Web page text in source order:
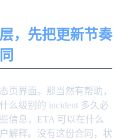
，先把更新节奏
页界面。那当然有帮助，
么级别的 incident 多久必
信息，ETA 可以在什么
解释。没有这份合同，状